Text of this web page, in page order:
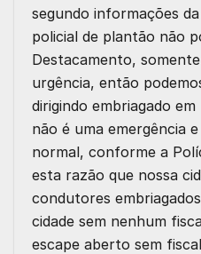
segundo informações
policial de plantão não
Destacamento,
urgência, então
dirigindo embriagado
não é uma emergência
normal, conforme a
esta razão que nossa
condutores
cidade sem nenhum
escape aberto sem